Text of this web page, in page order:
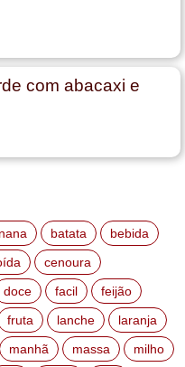
com abacaxi e
batata
bebida
cenoura
doce facil
feijão
fruta lanche
laranja
manhã massa
milho